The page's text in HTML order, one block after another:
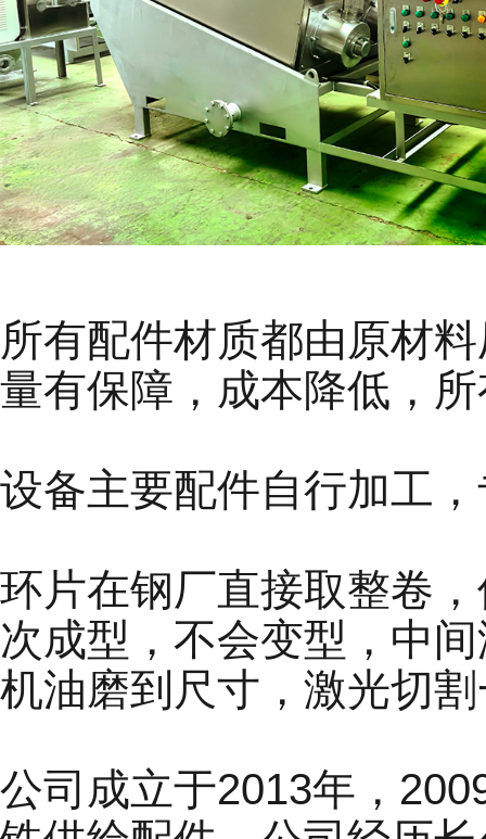
所有配件材质都由原材
量有保障，成本降低，
设备主要配件自行加工
环片在钢厂直接取整卷
次成型，不会变型，中
机油磨到尺寸，激光切
公司成立于2013年，